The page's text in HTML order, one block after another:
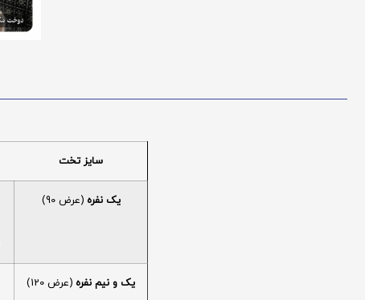
سایز تخت
یک نفره (عرض 90)
یک و نیم نفره (عرض 120)